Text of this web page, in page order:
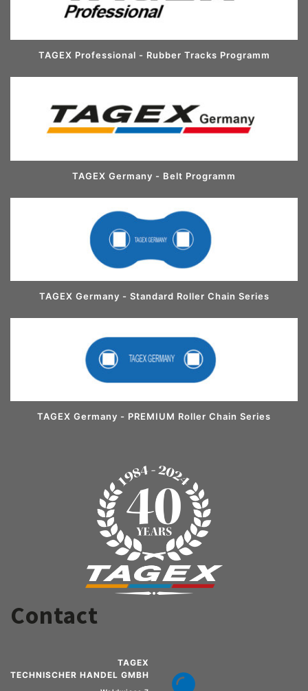
TAGEX Professional - Rubber Tracks Programm
TAGEX Germany - Belt Programm
TAGEX Germany - Standard Roller Chain Series
TAGEX Germany - PREMIUM Roller Chain Series
Contact
TAGEX
TECHNISCHER HANDEL GMBH